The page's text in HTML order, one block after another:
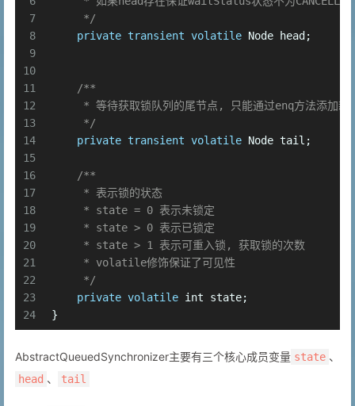
7
8
9
10
11
12
13
14
15
16
17
18
19
20
21
22
23
24
     */
private transient volatile Node head;
/**
* 等待获取锁队列的尾节点, 只能通过enq方法添加新
     */
private transient volatile Node tail;
/**
     * 表示锁的状态
     * state = 0 表示未锁定
     * state > 0 表示已锁定
     * state > 1 表示可重入锁, 获取锁的次数
     * volatile修饰保证了可见性
     */
private volatile int state;
}
AbstractQueuedSynchronizer主要有三个核心成员变量 state 、
head 、 tail